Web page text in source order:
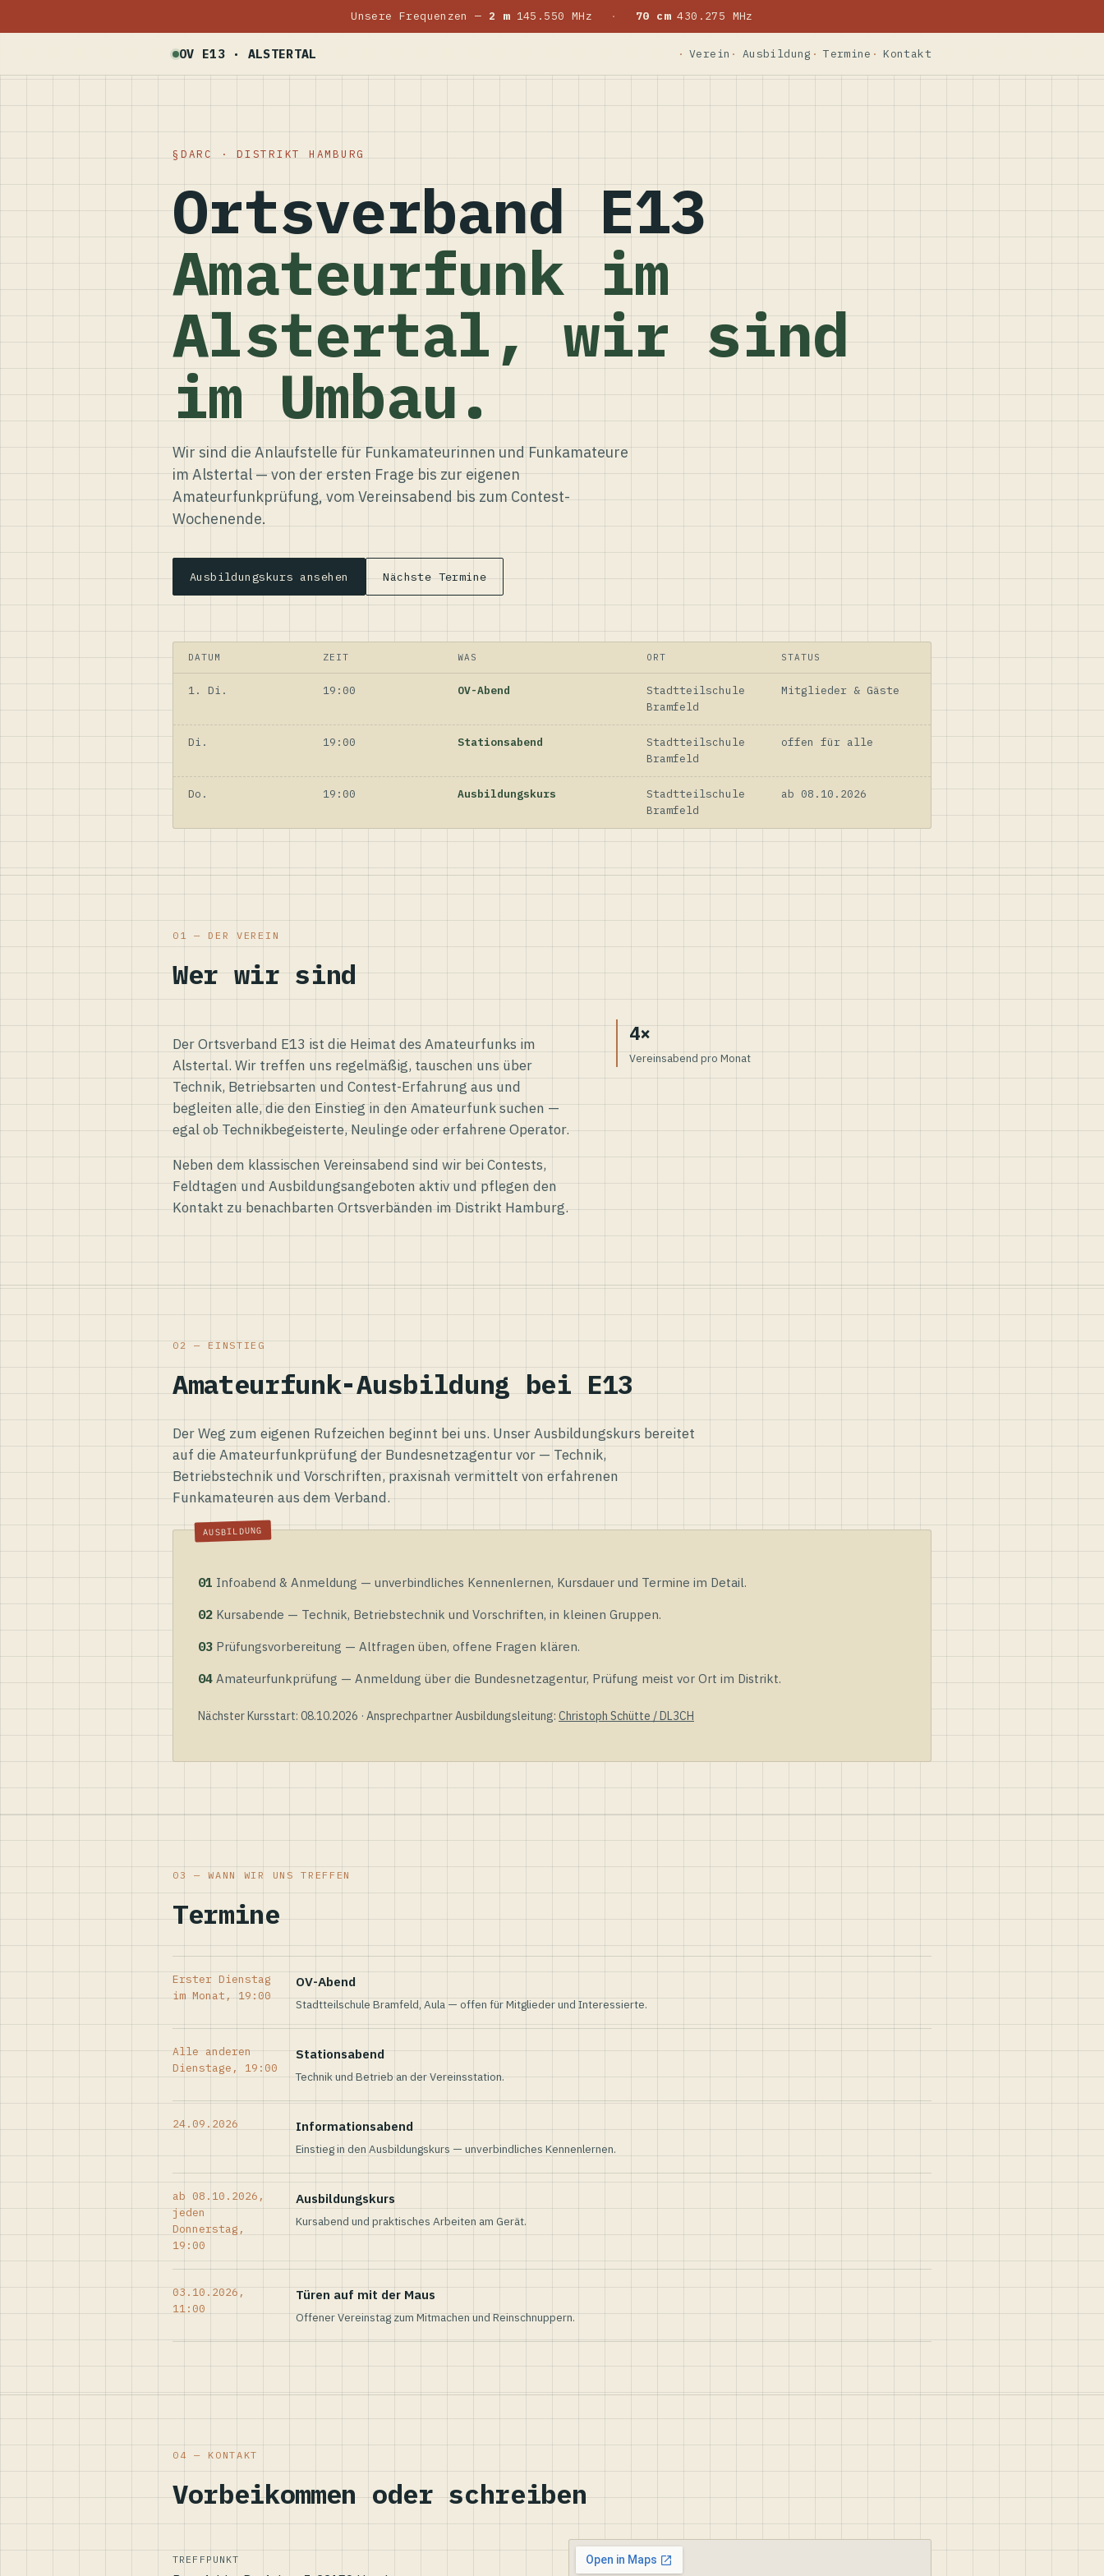
Unsere Frequenzen — 2 m145.550 MHz · 70 cm430.275 MHz
OV E13 · ALSTERTAL Verein Ausbildung Termine Kontakt
DARC · DISTRIKT HAMBURG
Ortsverband E13
Amateurfunk im
Alstertal, wir sind
im Umbau.
Wir sind die Anlaufstelle für Funkamateurinnen und Funkamateure
im Alstertal — von der ersten Frage bis zur eigenen
Amateurfunkprüfung, vom Vereinsabend bis zum Contest-
Wochenende.
Ausbildungskurs ansehen Nächste Termine
DATUM ZEIT WAS ORT STATUS
1. Di. 19:00 OV-Abend
Stadtteilschule
Bramfeld
Mitglieder & Gäste
Di. 19:00 Stationsabend
Stadtteilschule
Bramfeld
offen für alle
Do. 19:00 Ausbildungskurs
Stadtteilschule
Bramfeld
ab 08.10.2026
01 — DER VEREIN
Wer wir sind
Der Ortsverband E13 ist die Heimat des Amateurfunks im
Alstertal. Wir treffen uns regelmäßig, tauschen uns über
Technik, Betriebsarten und Contest-Erfahrung aus und
begleiten alle, die den Einstieg in den Amateurfunk suchen —
egal ob Technikbegeisterte, Neulinge oder erfahrene Operator.
Neben dem klassischen Vereinsabend sind wir bei Contests,
Feldtagen und Ausbildungsangeboten aktiv und pflegen den
Kontakt zu benachbarten Ortsverbänden im Distrikt Hamburg.
4×
Vereinsabend pro Monat
02 — EINSTIEG
Amateurfunk-Ausbildung bei E13
Der Weg zum eigenen Rufzeichen beginnt bei uns. Unser Ausbildungskurs bereitet
auf die Amateurfunkprüfung der Bundesnetzagentur vor — Technik,
Betriebstechnik und Vorschriften, praxisnah vermittelt von erfahrenen
Funkamateuren aus dem Verband.
01 Infoabend & Anmeldung — unverbindliches Kennenlernen, Kursdauer und Termine im Detail.
02 Kursabende — Technik, Betriebstechnik und Vorschriften, in kleinen Gruppen.
03 Prüfungsvorbereitung — Altfragen üben, offene Fragen klären.
04 Amateurfunkprüfung — Anmeldung über die Bundesnetzagentur, Prüfung meist vor Ort im Distrikt.
Nächster Kursstart: 08.10.2026 · Ansprechpartner Ausbildungsleitung: Christoph Schütte / DL3CH
03 — WANN WIR UNS TREFFEN
Termine
Erster Dienstag
im Monat, 19:00
OV-Abend
Stadtteilschule Bramfeld, Aula — offen für Mitglieder und Interessierte.
Alle anderen
Dienstage, 19:00
Stationsabend
Technik und Betrieb an der Vereinsstation.
24.09.2026 Informationsabend
Einstieg in den Ausbildungskurs — unverbindliches Kennenlernen.
ab 08.10.2026,
jeden
Donnerstag,
19:00
Ausbildungskurs
Kursabend und praktisches Arbeiten am Gerät.
03.10.2026,
11:00
Türen auf mit der Maus
Offener Vereinstag zum Mitmachen und Reinschnuppern.
04 — KONTAKT
Vorbeikommen oder schreiben
TREFFPUNKT